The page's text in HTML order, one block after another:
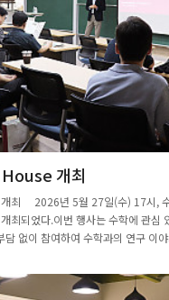
저 가정한 뒤 포트폴리오 손실 규모
준을 먼저 설정하고 그 손실을 유발하
한다. 이를 위해 금리, 수익률 곡선,
과 관련된 핵심 거시경제 변수들을
경제 경로 하에서의 채권 수익률
실 시나리오를 탐색하는 데 그치지
정도를 마할라노비스 거리
현실적인 위기 경로만을 선별하였
세분화하여 위기 국면의 구조적
약해지는 조건을 정량적으로 도출
시하였다는 점에서 높은 평가를 받
개최
최 2026년 5월 27일(수) 17시,
최되었다.이번 행사는 수학에 관심
담 없이 참여하여 수학과의 연구 이
장도 자리를 함께하여 행사의 의미
분야별 교원 소개를 시작으로,